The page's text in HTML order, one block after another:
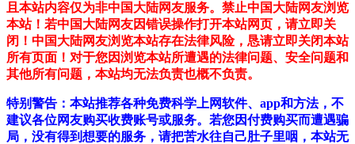
且本站内容仅为非中国大陆网友服务。禁止中国大陆网友浏览
本站！若中国大陆网友因错误操作打开本站网页，请立即关
闭！中国大陆网友浏览本站存在法律风险，恳请立即关闭本站
所有页面！对于您因浏览本站所遭遇的法律问题、安全问题和
其他所有问题，本站均无法负责也概不负责。
特别警告：本站推荐各种免费科学上网软件、app和方法，不
建议各位网友购买收费账号或服务。若您因付费购买而遭遇骗
局，没有得到想要的服务，请把苦水往自己肚子里咽，本站无